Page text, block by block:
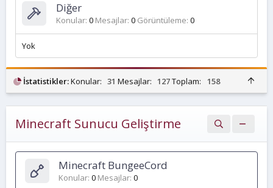
Diğer
Konular 0 Mesajlar 0 Görüntüleme 0
Yok
İstatistikler:Konular: 31 Mesajlar: 127Toplam: 158
Minecraft Sunucu Geliştirme
Minecraft BungeeCord
Konular 0 Mesajlar 0